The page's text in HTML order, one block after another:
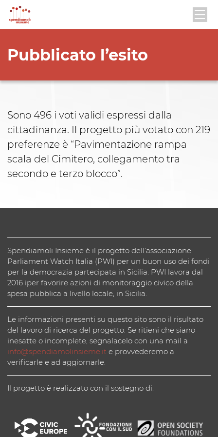
Pubblicato l’esito
Sono 496 i voti validi espressi dalla
cittadinanza. Il progetto più votato con 219
preferenze è “Pavimentazione rampa
scala del Cimitero, collegamento tra
secondo e terzo blocco”.
Spendiamoli Insieme è il progetto dell’associazione
Parliament Watch Italia (PWI) per un buon uso dei fondi
per la democrazia partecipata in Sicilia. PWI lavora dal
2016 iper favorire azioni di monitoraggio civico della
spesa pubblica a livello locale, in Sicilia.
Le informazioni presenti su questo sito sono il risultato
del lavoro di ricerca del progetto. Se ritieni che siano
inesatte o incomplete, segnalacelo con una mail a
info@spendiamolinsieme.it e provvederemo a
verificarle e ad aggiornarle.
Il progetto è realizzato con il sostegno di: